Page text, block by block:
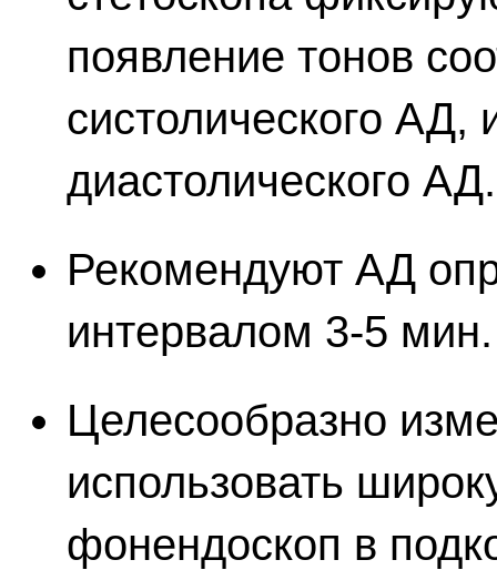
появление тонов
систолического АД,
диастолического АД.
Рекомендуют АД
интервалом 3-5 мин.
Целесообразно
использовать
фонендоскоп в